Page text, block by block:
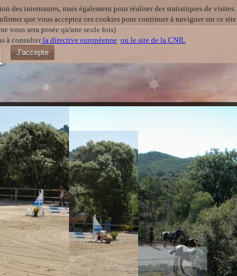
des internautes, mais également pour réaliser des statistiques de visites.
que vous acceptez ces cookies pour continuer à naviguer sur ce site
vous sera posée qu'une seule fois)
à consulterla directive européenne ou le site de la CNIL
J'accepte